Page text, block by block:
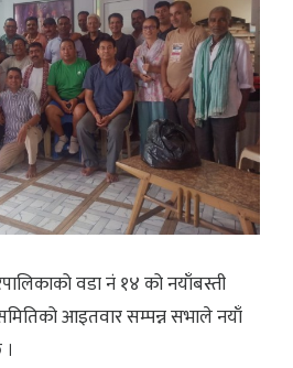
वडा नं १४ को नयाँबस्ती
आइतवार सम्पन्न सभाले नयाँ